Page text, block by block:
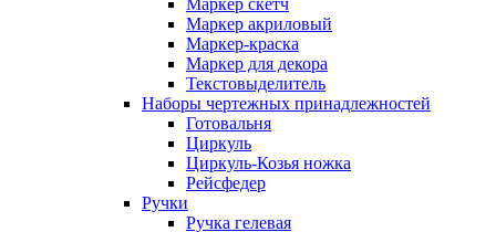
Маркер скетч
Маркер акриловый
Маркер-краска
Маркер для декора
Текстовыделитель
Наборы чертежных принадлежностей
Готовальня
Циркуль
Циркуль-Козья ножка
Рейсфедер
Ручки
Ручка гелевая